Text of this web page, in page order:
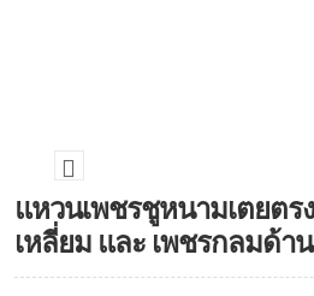
แหวนเพชรชูหนามเตยตร
เหลี่ยม และ เพชรกลมด้า